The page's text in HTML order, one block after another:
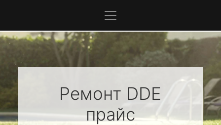
Ремонт DDE
прайс